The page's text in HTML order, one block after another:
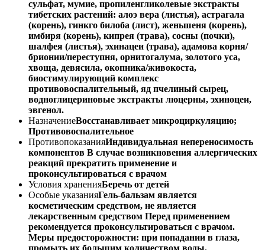
сульфат, мумие, пропиленгликолевые экстракты
тибетских растений: алоэ вера (листья), астрагала
(корень), гинкго билоба (лист), женьшеня (корень),
имбиря (корень), кипрея (трава), сосны (почки),
шалфея (листья), эхинацеи (трава), адамова корня/
брионии/переступня, орнитогалума, золотого уса,
хвоща, девясила, окопника/живокоста,
биостимулирующий комплекс
противовоспалительный, яд пчелиный сырец,
водноглицериновые экстракты люцерны, эхиноцеи,
эвгенол.
НазначениеВосстанавливает микроциркуляцию;
Противовоспалительное
ПротивопоказанияИндивидуальная непереносимость
компонентов В случае возникновения аллергических
реакций прекратить применение и
проконсультироваться с врачом
Условия храненияБеречь от детей
Особые указанияГель-бальзам является
косметическим средством, не является
лекарственным средством Перед применением
рекомендуется проконсультироваться с врачом.
Меры предосторожности: при попадании в глаза,
промыть их большим количеством воды.